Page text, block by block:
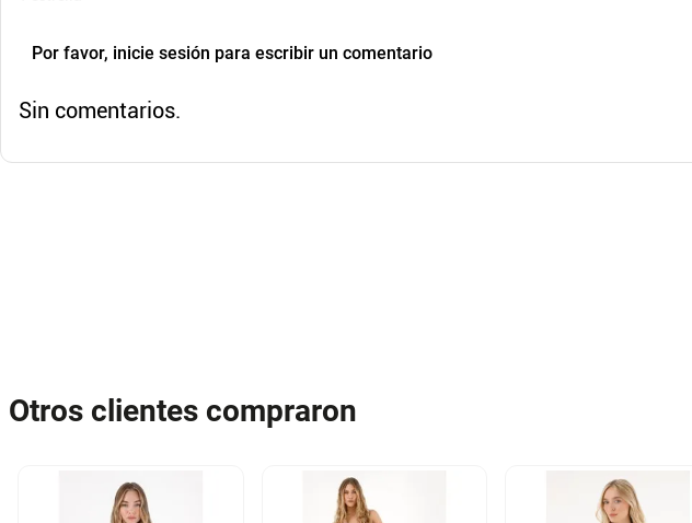
Por favor, inicie sesión para escribir un comentario
Sin comentarios.
Otros clientes compraron